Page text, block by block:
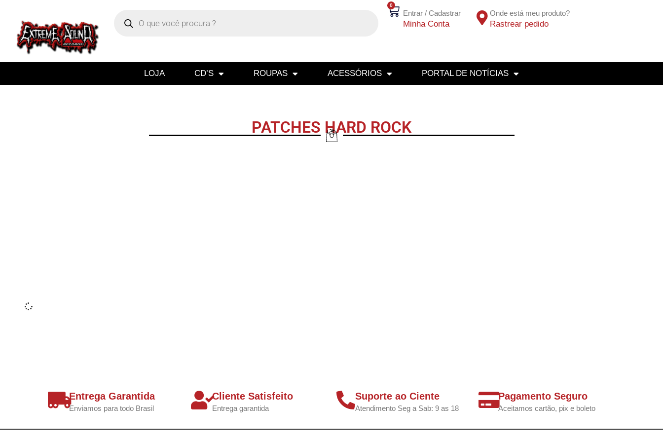
0
Entrar / Cadastrar
Minha Conta
Onde está meu produto?
Rastrear pedido
LOJA CD’S ROUPAS ACESSÓRIOS PORTAL DE NOTÍCIAS
PATCHES HARD ROCK
Entrega Garantida
Enviamos para todo Brasil
Cliente Satisfeito
Entrega garantida
Suporte ao Ciente
Atendimento Seg a Sab: 9 as 18
Pagamento Seguro
Aceitamos cartão, pix e boleto